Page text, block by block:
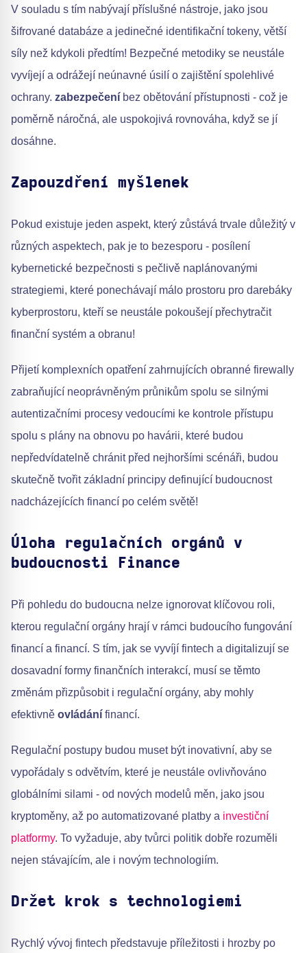
V souladu s tím nabývají příslušné nástroje, jako jsou
šifrované databáze a jedinečné identifikační tokeny, větší
síly než kdykoli předtím! Bezpečné metodiky se neustále
vyvíjejí a odrážejí neúnavné úsilí o zajištění spolehlivé
ochrany. zabezpečení bez obětování přístupnosti - což je
poměrně náročná, ale uspokojivá rovnováha, když se jí
dosáhne.
Zapouzdření myšlenek
Pokud existuje jeden aspekt, který zůstává trvale důležitý v
různých aspektech, pak je to bezesporu - posílení
kybernetické bezpečnosti s pečlivě naplánovanými
strategiemi, které ponechávají málo prostoru pro darebáky
kyberprostoru, kteří se neustále pokoušejí přechytračit
finanční systém a obranu!
Přijetí komplexních opatření zahrnujících obranné firewally
zabraňující neoprávněným průnikům spolu se silnými
autentizačními procesy vedoucími ke kontrole přístupu
spolu s plány na obnovu po havárii, které budou
nepředvídatelně chránit před nejhoršími scénáři, budou
skutečně tvořit základní principy definující budoucnost
nadcházejících financí po celém světě!
Úloha regulačních orgánů v
budoucnosti Finance
Při pohledu do budoucna nelze ignorovat klíčovou roli,
kterou regulační orgány hrají v rámci budoucího fungování
financí a financí. S tím, jak se vyvíjí fintech a digitalizují se
dosavadní formy finančních interakcí, musí se těmto
změnám přizpůsobit i regulační orgány, aby mohly
efektivně ovládání financí.
Regulační postupy budou muset být inovativní, aby se
vypořádaly s odvětvím, které je neustále ovlivňováno
globálními silami - od nových modelů měn, jako jsou
kryptoměny, až po automatizované platby a investiční
platformy. To vyžaduje, aby tvůrci politik dobře rozuměli
nejen stávajícím, ale i novým technologiím.
Držet krok s technologiemi
Rychlý vývoj fintech představuje příležitosti i hrozby po